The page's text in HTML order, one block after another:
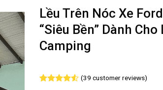
Lều Trên Nóc Xe
“Siêu Bền” Dành Cho
Camping
(39 customer reviews)